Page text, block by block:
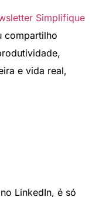
Simplifique
compartilho
e vida real,
LinkedIn, é só